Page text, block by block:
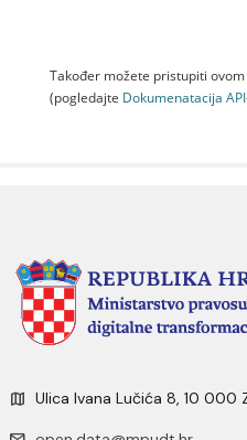
Također možete pristupiti
(pogledajte Dokumenаtаcijа